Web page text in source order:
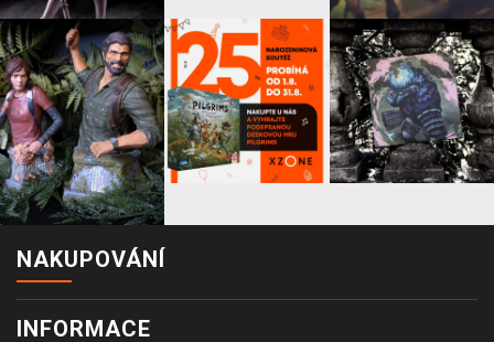
NAKUPOVÁNÍ
INFORMACE